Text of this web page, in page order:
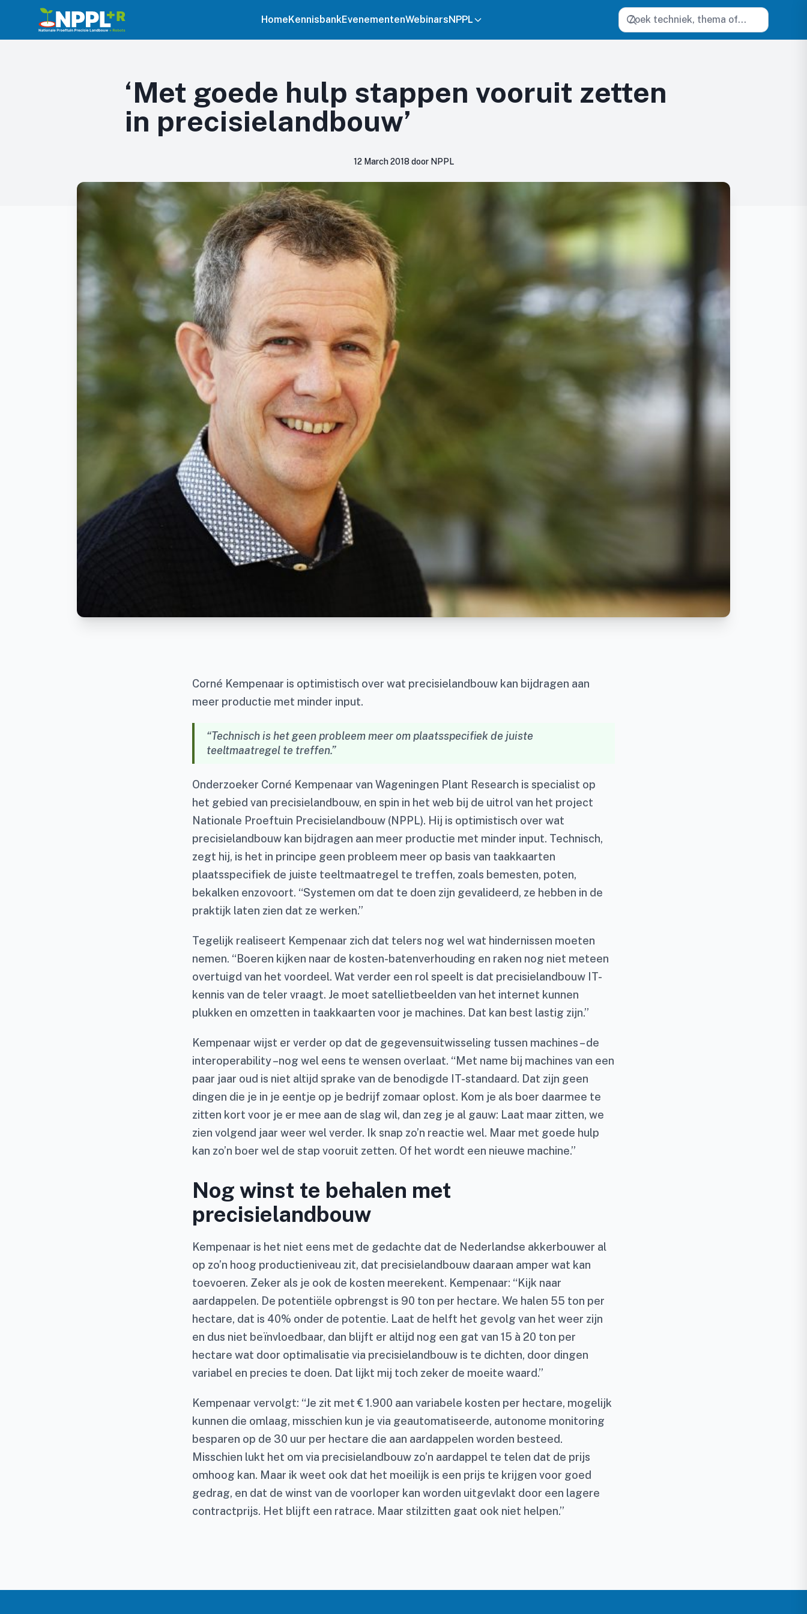
HomeKennisbankEvenementenWebinarsNPPL Zoeken
‘Met goede hulp stappen vooruit zetten
in precisielandbouw’
12 March 2018 door NPPL
Corné Kempenaar is optimistisch over wat precisielandbouw kan bijdragen aan
meer productie met minder input.
“Technisch is het geen probleem meer om plaatsspecifiek de juiste
teeltmaatregel te treffen.”
Onderzoeker Corné Kempenaar van Wageningen Plant Research is specialist op
het gebied van precisielandbouw, en spin in het web bij de uitrol van het project
Nationale Proeftuin Precisielandbouw (NPPL). Hij is optimistisch over wat
precisielandbouw kan bijdragen aan meer productie met minder input. Technisch,
zegt hij, is het in principe geen probleem meer op basis van taakkaarten
plaatsspecifiek de juiste teeltmaatregel te treffen, zoals bemesten, poten,
bekalken enzovoort. “Systemen om dat te doen zijn gevalideerd, ze hebben in de
praktijk laten zien dat ze werken.”
Tegelijk realiseert Kempenaar zich dat telers nog wel wat hindernissen moeten
nemen. “Boeren kijken naar de kosten-batenverhouding en raken nog niet meteen
overtuigd van het voordeel. Wat verder een rol speelt is dat precisielandbouw IT-
kennis van de teler vraagt. Je moet satellietbeelden van het internet kunnen
plukken en omzetten in taakkaarten voor je machines. Dat kan best lastig zijn.”
Kempenaar wijst er verder op dat de gegevensuitwisseling tussen machines – de
interoperability –nog wel eens te wensen overlaat. “Met name bij machines van een
paar jaar oud is niet altijd sprake van de benodigde IT-standaard. Dat zijn geen
dingen die je in je eentje op je bedrijf zomaar oplost. Kom je als boer daarmee te
zitten kort voor je er mee aan de slag wil, dan zeg je al gauw: Laat maar zitten, we
zien volgend jaar weer wel verder. Ik snap zo’n reactie wel. Maar met goede hulp
kan zo’n boer wel de stap vooruit zetten. Of het wordt een nieuwe machine.”
Nog winst te behalen met
precisielandbouw
Kempenaar is het niet eens met de gedachte dat de Nederlandse akkerbouwer al
op zo’n hoog productieniveau zit, dat precisielandbouw daaraan amper wat kan
toevoeren. Zeker als je ook de kosten meerekent. Kempenaar: “Kijk naar
aardappelen. De potentiële opbrengst is 90 ton per hectare. We halen 55 ton per
hectare, dat is 40% onder de potentie. Laat de helft het gevolg van het weer zijn
en dus niet beïnvloedbaar, dan blijft er altijd nog een gat van 15 à 20 ton per
hectare wat door optimalisatie via precisielandbouw is te dichten, door dingen
variabel en precies te doen. Dat lijkt mij toch zeker de moeite waard.”
Kempenaar vervolgt: “Je zit met € 1.900 aan variabele kosten per hectare, mogelijk
kunnen die omlaag, misschien kun je via geautomatiseerde, autonome monitoring
besparen op de 30 uur per hectare die aan aardappelen worden besteed.
Misschien lukt het om via precisielandbouw zo’n aardappel te telen dat de prijs
omhoog kan. Maar ik weet ook dat het moeilijk is een prijs te krijgen voor goed
gedrag, en dat de winst van de voorloper kan worden uitgevlakt door een lagere
contractprijs. Het blijft een ratrace. Maar stilzitten gaat ook niet helpen.”